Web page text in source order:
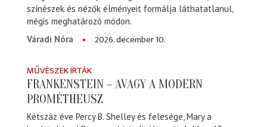
színészek és nézők élményeit formálja láthatatlanul,
mégis meghatározó módon.
Váradi Nóra
2026. december 10.
MŰVÉSZEK ÍRTÁK
FRANKENSTEIN – AVAGY A MODERN
PROMÉTHEUSZ
Kétszáz éve Percy B. Shelley és felesége, Mary a